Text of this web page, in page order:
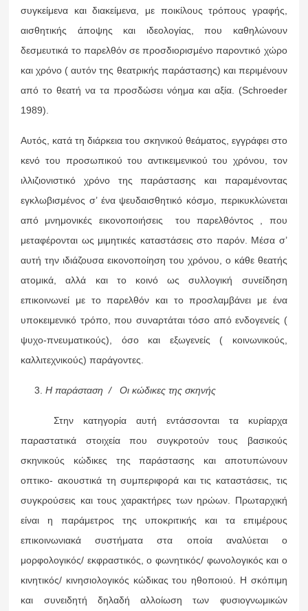
συγκείμενα και διακείμενα, με ποικίλους τρόπους γραφής,
αισθητικής άποψης και ιδεολογίας, που καθηλώνουν
δεσμευτικά το παρελθόν σε προσδιορισμένο παροντικό χώρο
και χρόνο ( αυτόν της θεατρικής παράστασης) και περιμένουν
από το θεατή να τα προσδώσει νόημα και αξία. (Schroeder
1989).
Αυτός, κατά τη διάρκεια του σκηνικού θεάματος, εγγράφει στο
κενό του προσωπικού του αντικειμενικού του χρόνου, τον
ιλλιζιονιστικό χρόνο της παράστασης και παραμένοντας
εγκλωβισμένος σ’ ένα ψευδαισθητικό κόσμο, περικυκλώνεται
από μνημονικές εικονοποιήσεις του παρελθόντος , που
μεταφέρονται ως μιμητικές καταστάσεις στο παρόν. Μέσα σ’
αυτή την ιδιάζουσα εικονοποίηση του χρόνου, ο κάθε θεατής
ατομικά, αλλά και το κοινό ως συλλογική συνείδηση
επικοινωνεί με το παρελθόν και το προσλαμβάνει με ένα
υποκειμενικό τρόπο, που συναρτάται τόσο από ενδογενείς (
ψυχο-πνευματικούς), όσο και εξωγενείς ( κοινωνικούς,
καλλιτεχνικούς) παράγοντες.
Η παράσταση / Οι κώδικες της σκηνής
Στην κατηγορία αυτή εντάσσονται τα κυρίαρχα
παραστατικά στοιχεία που συγκροτούν τους βασικούς
σκηνικούς κώδικες της παράστασης και αποτυπώνουν
οπτικο- ακουστικά τη συμπεριφορά και τις καταστάσεις, τις
συγκρούσεις και τους χαρακτήρες των ηρώων. Πρωταρχική
είναι η παράμετρος της υποκριτικής και τα επιμέρους
επικοινωνιακά συστήματα στα οποία αναλύεται ο
μορφολογικός/ εκφραστικός, ο φωνητικός/ φωνολογικός και ο
κινητικός/ κινησιολογικός κώδικας του ηθοποιού. Η σκόπιμη
και συνειδητή δηλαδή αλλοίωση των φυσιογνωμικών